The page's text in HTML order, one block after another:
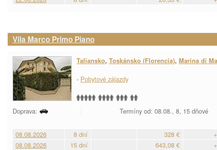
Vila Marco Primo Piano
Taliansko, Toskánsko (Florencia), Marina di
- Pobytové zájazdy
Doprava: Termíny od: 08.08., 8, 15 dňové
08.08.2026 8 dní 328 €
08.08.2026
15 dní 643,08 €